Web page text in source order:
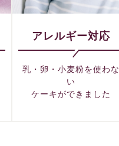
アレルギー対応
乳・卵・小麦粉を使わな
い
ケーキができました